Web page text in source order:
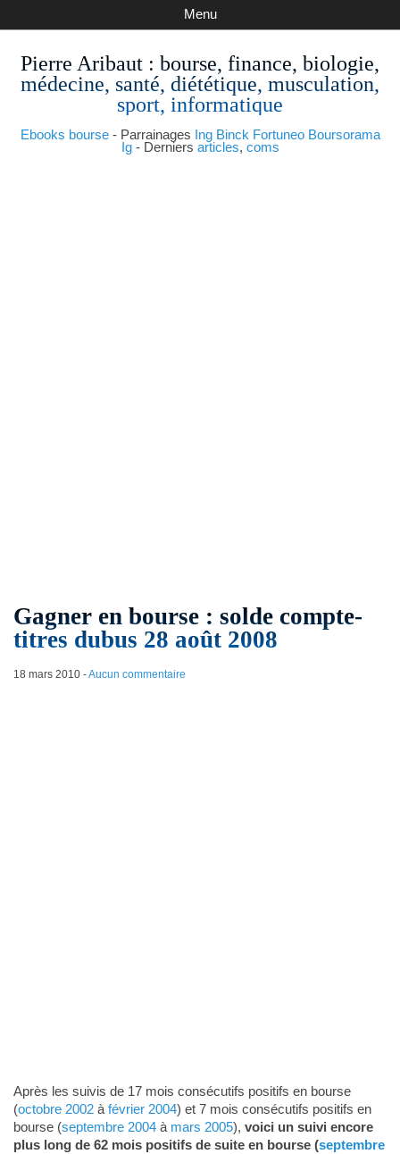
Pierre Aribaut : bourse, finance, biologie,
médecine, santé, diététique, musculation,
sport, informatique
Ebooks bourse- Parrainages Ing Binck Fortuneo Boursorama
Ig- Derniers articles, coms
Menu
Gagner en bourse : solde compte-
titres dubus 28 août 2008
18 mars 2010-Aucun commentaire
Après les suivis de 17 mois consécutifs positifs en bourse
(octobre 2002à février 2004) et 7 mois consécutifs positifs en
bourse (septembre 2004à mars 2005), voici un suivi encore
plus long de 62 mois positifs de suite en bourse (septembre